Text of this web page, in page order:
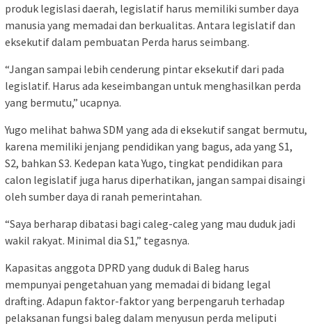
produk legislasi daerah, legislatif harus memiliki sumber daya
manusia yang memadai dan berkualitas. Antara legislatif dan
eksekutif dalam pembuatan Perda harus seimbang.
“Jangan sampai lebih cenderung pintar eksekutif dari pada
legislatif. Harus ada keseimbangan untuk menghasilkan perda
yang bermutu,” ucapnya.
Yugo melihat bahwa SDM yang ada di eksekutif sangat bermutu,
karena memiliki jenjang pendidikan yang bagus, ada yang S1,
S2, bahkan S3. Kedepan kata Yugo, tingkat pendidikan para
calon legislatif juga harus diperhatikan, jangan sampai disaingi
oleh sumber daya di ranah pemerintahan.
“Saya berharap dibatasi bagi caleg-caleg yang mau duduk jadi
wakil rakyat. Minimal dia S1,” tegasnya.
Kapasitas anggota DPRD yang duduk di Baleg harus
mempunyai pengetahuan yang memadai di bidang legal
drafting. Adapun faktor-faktor yang berpengaruh terhadap
pelaksanan fungsi baleg dalam menyusun perda meliputi